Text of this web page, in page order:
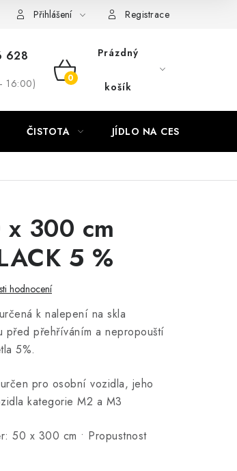
Přihlášení Registrace
628
16:00)
NÁKUPNÍ
Prázdný
košík
ČISTOTA JÍDLO NA CESTU
300 cm
5 %
hodnocení
k nalepení na skla
před přehříváním a nepropouští
5%.
pro osobní vozidla, jeho
kategorie M2 a M3
50 x 300 cm • Propustnost